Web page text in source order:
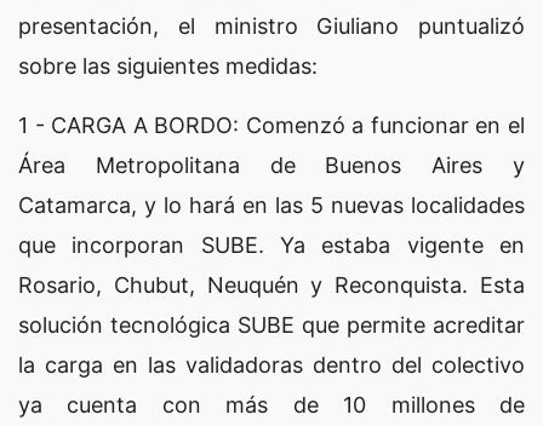
presentación, el ministro Giuliano puntualizó
sobre las siguientes medidas:
1 - CARGA A BORDO: Comenzó a funcionar en el
Área Metropolitana de Buenos Aires y
Catamarca, y lo hará en las 5 nuevas localidades
que incorporan SUBE. Ya estaba vigente en
Rosario, Chubut, Neuquén y Reconquista. Esta
solución tecnológica SUBE que permite acreditar
la carga en las validadoras dentro del colectivo
ya cuenta con más de 10 millones de